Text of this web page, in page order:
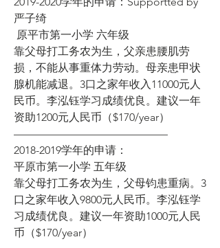
严子绮
原平市第一小学 六年级
靠父母打工务农为生，父亲患腰肌劳
损，不能从事重体力劳动。母亲患甲状
腺机能减退。3口之家年收入11000元人
民币。李泓钰学习成绩优良。建议一年
资助1200元人民币（$170/year）
——————————————
2018-2019学年的申请：
平原市第一小学 五年级
靠父母打工务农为生，父母钧患重病。3
口之家年收入9800元人民币。李泓钰学
习成绩优良。建议一年资助1000元人民
币（$170/year）